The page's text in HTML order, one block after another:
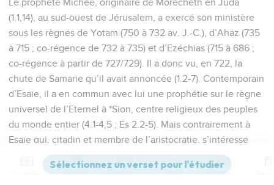
Le prophète Michée, originaire de Morécheth en Juda
(1.1,14), au sud-ouest de Jérusalem, a exercé son ministère
sous les règnes de Yotam (750 à 732 av. J.-C.), d’Ahaz (735
à 715 ; co-régence de 732 à 735) et d’Ezéchias (715 à 686 ;
co-régence à partir de 727/729). Il a donc vu, en 722, la
chute de Samarie qu’il avait annoncée (1.2-7). Contemporain
d’Esaïe, il a en commun avec lui une prophétie sur le règne
universel de l’Eternel à *Sion, centre religieux des peuples
du monde entier (4.1-4,5 ; Es 2.2-5). Mais contrairement à
Esaïe qui, citadin et membre de l’aristocratie, s’intéresse
tout particulièrement aux enjeux de politique nationale et
internationale, Michée, d’origine rurale, a surtout le souci du
Versions Commentaires Strong